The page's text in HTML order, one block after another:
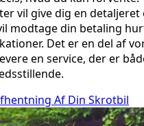
vil give dig en detaljeret
modtage din betaling
Det er en del af
en service, der er
Af Din Skrotbil